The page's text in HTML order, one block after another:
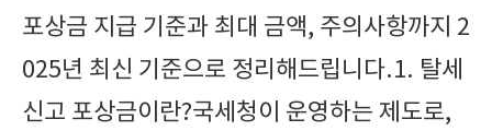
포상금 지급 기준과 최대 금액, 주의사항까지 2
025년 최신 기준으로 정리해드립니다.1. 탈세
신고 포상금이란?국세청이 운영하는 제도로,